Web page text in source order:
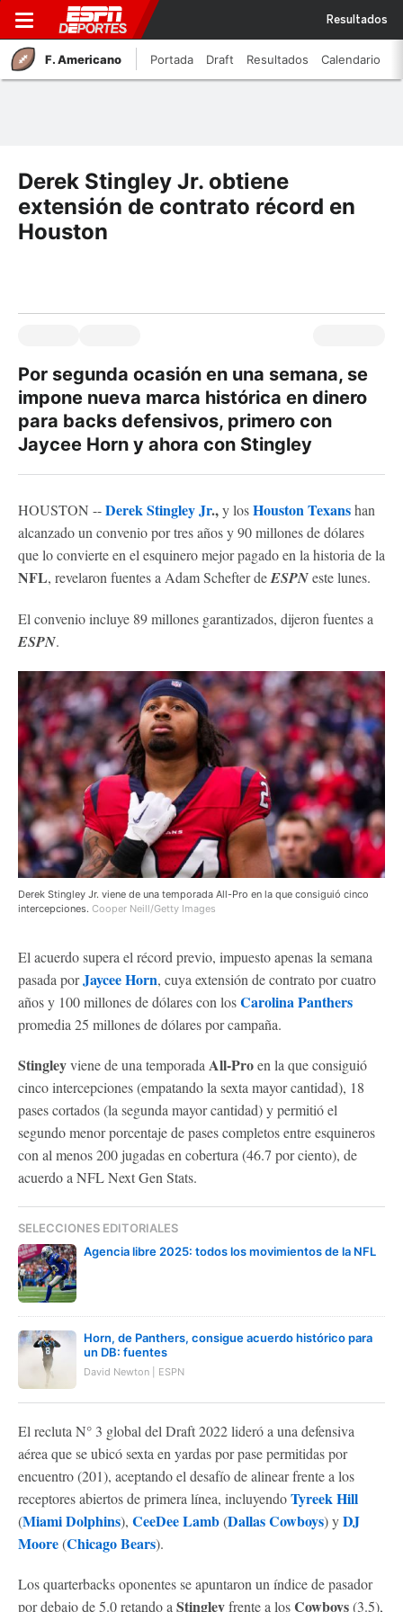
Resultados
F. Americano Portada Draft Resultados Calendario
Derek Stingley Jr. obtiene
extensión de contrato récord en
Houston
Por segunda ocasión en una semana, se
impone nueva marca histórica en dinero
para backs defensivos, primero con
Jaycee Horn y ahora con Stingley
HOUSTON --Derek Stingley Jr.,y losHouston Texanshan
alcanzado un convenio por tres años y 90 millones de dólares
que lo convierte en el esquinero mejor pagado en la historia de la
NFL, revelaron fuentes a Adam Schefter deESPNeste lunes.
El convenio incluye 89 millones garantizados, dijeron fuentes a
ESPN.
Derek Stingley Jr. viene de una temporada All-Pro en la que consiguió cinco
intercepciones. Cooper Neill/Getty Images
El acuerdo supera el récord previo, impuesto apenas la semana
pasada porJaycee Horn, cuya extensión de contrato por cuatro
años y 100 millones de dólares con losCarolina Panthers
promedia 25 millones de dólares por campaña.
Stingleyviene de una temporada All-Proen la que consiguió
cinco intercepciones (empatando la sexta mayor cantidad), 18
pases cortados (la segunda mayor cantidad) y permitió el
segundo menor porcentaje de pases completos entre esquineros
con al menos 200 jugadas en cobertura (46.7 por ciento), de
acuerdo a NFL Next Gen Stats.
SELECCIONES EDITORIALES
Agencia libre 2025: todos los movimientos de la NFL
Horn, de Panthers, consigue acuerdo histórico para
un DB: fuentes
David Newton | ESPN
El recluta N° 3 global del Draft 2022 lideró a una defensiva
aérea que se ubicó sexta en yardas por pase permitidas por
encuentro (201), aceptando el desafío de alinear frente a los
receptores abiertos de primera línea, incluyendoTyreek Hill
(Miami Dolphins), CeeDee Lamb(Dallas Cowboys) yDJ
Moore(Chicago Bears).
Los quarterbacks oponentes se apuntaron un índice de pasador
por debajo de 5.0 retando a Stingleyfrente a losCowboys(3.5),